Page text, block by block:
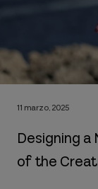
11 marzo, 2025
Designing a
of the